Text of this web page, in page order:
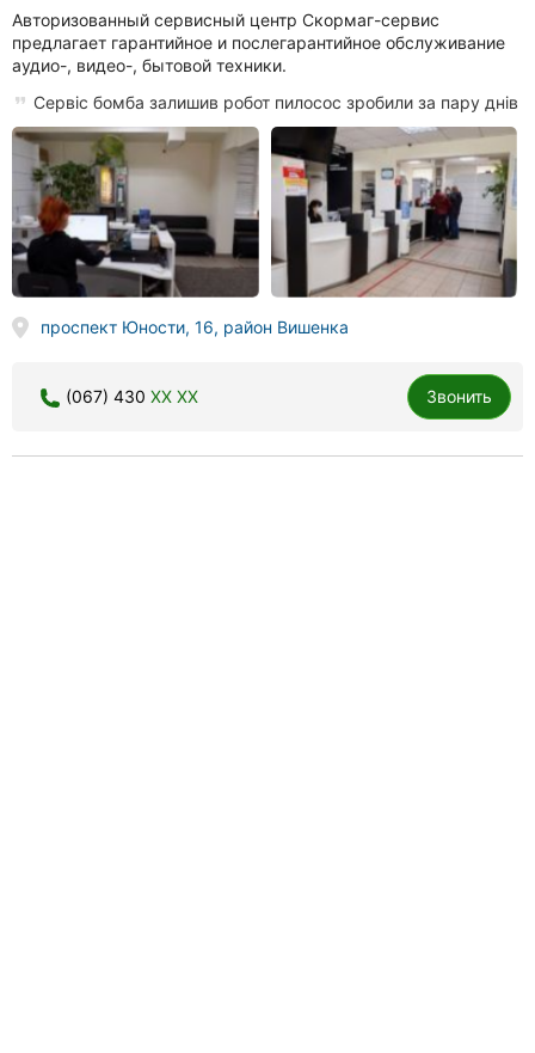
Авторизованный сервисный центр Скормаг-сервис
предлагает гарантийное и послегарантийное обслуживание
аудио-, видео-, бытовой техники.
Сервіс бомба залишив робот пилосос зробили за пару днів
проспект Юности, 16, район Вишенка
(067) 430 XX XX Звонить